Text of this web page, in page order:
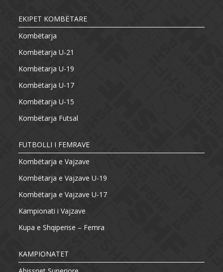
EKIPET KOMBËTARE
Kombëtarja
Kombëtarja U-21
Kombëtarja U-19
Kombëtarja U-17
Kombëtarja U-15
Kombëtarja Futsal
FUTBOLLI I FEMRAVE
Kombëtarja e Vajzave
Kombëtarja e Vajzave U-19
Kombëtarja e Vajzave U-17
Kampionati i Vajzave
Kupa e Shqiperise – Femra
KAMPIONATET